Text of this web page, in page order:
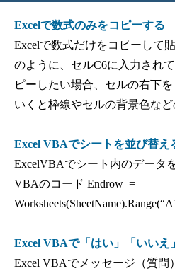
Excelで数式のみをコピーする
Excelで数式だけをコピーして
のように、セルC6に入力され
ピーしたい場合、セルの右下
いくと枠線やセルの背景色な
Excel VBAでシートを並び替え
ExcelVBAでシート内のデータ
VBAのコード Endrow =
Excel VBAで「はい」「いいえ
Excel VBAでメッセージ（質問